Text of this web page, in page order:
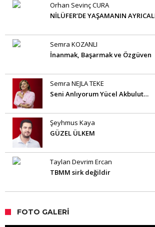
Orhan Sevinç CURA
NİLÜFER’DE YAŞAMANIN
Semra KOZANLI
İnanmak, Başarmak ve Özgüven
Semra NEJLA TEKE
Seni Anlıyorum Yücel Akbulut…
Şeyhmus Kaya
GÜZEL ÜLKEM
Taylan Devrim Ercan
TBMM sirk değildir
FOTO GALERI